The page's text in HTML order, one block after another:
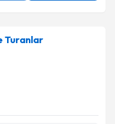
Turanlar